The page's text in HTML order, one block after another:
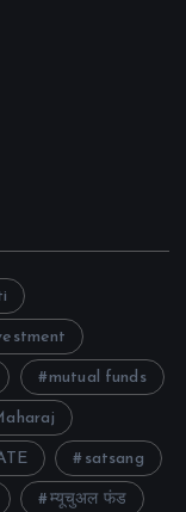
mutual funds
satsang
म्यूचुअल फंड